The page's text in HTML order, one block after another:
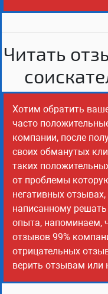
Читать
Хотим обратить
часто
компании, после
своих обманутых
таких
от проблемы
негативных
написанному
опыта, напоминаем,
отзывов 99%
отрицательных
верить отзывам или